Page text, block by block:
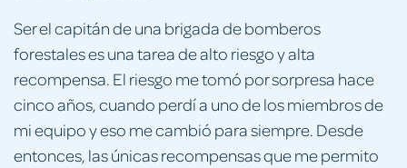
Ser el capitán de una brigada de bomberos
forestales es una tarea de alto riesgo y alta
recompensa. El riesgo me tomó por sorpresa hace
cinco años, cuando perdí a uno de los miembros de
mi equipo y eso me cambió para siempre. Desde
entonces, las únicas recompensas que me permito